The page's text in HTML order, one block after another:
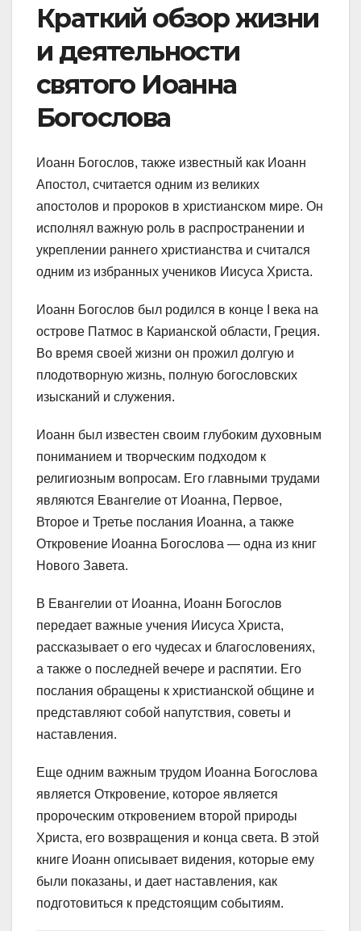
Краткий обзор жизни
и деятельности
святого Иоанна
Богослова
Иоанн Богослов, также известный как Иоанн
Апостол, считается одним из великих
апостолов и пророков в христианском мире. Он
исполнял важную роль в распространении и
укреплении раннего христианства и считался
одним из избранных учеников Иисуса Христа.
Иоанн Богослов был родился в конце I века на
острове Патмос в Карианской области, Греция.
Во время своей жизни он прожил долгую и
плодотворную жизнь, полную богословских
изысканий и служения.
Иоанн был известен своим глубоким духовным
пониманием и творческим подходом к
религиозным вопросам. Его главными трудами
являются Евангелие от Иоанна, Первое,
Второе и Третье послания Иоанна, а также
Откровение Иоанна Богослова — одна из книг
Нового Завета.
В Евангелии от Иоанна, Иоанн Богослов
передает важные учения Иисуса Христа,
рассказывает о его чудесах и благословениях,
а также о последней вечере и распятии. Его
послания обращены к христианской общине и
представляют собой напутствия, советы и
наставления.
Еще одним важным трудом Иоанна Богослова
является Откровение, которое является
пророческим откровением второй природы
Христа, его возвращения и конца света. В этой
книге Иоанн описывает видения, которые ему
были показаны, и дает наставления, как
подготовиться к предстоящим событиям.